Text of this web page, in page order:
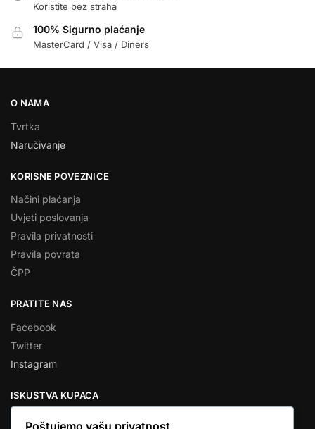
Koristite bez straha
100% Sigurno plaćanje
MasterCard / Visa / Diners
O NAMA
Tvrtka
Naručivanje
KORISNE POVEZNICE
Načini plaćanja
Uvjeti poslovanja
Pravila privatnosti
Pravila povrata
ČPP
PRATITE NAS
Facebook
Twitter
Instagram
ISKUSTVA KUPACA